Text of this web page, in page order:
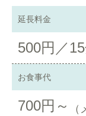
延長料金
500円／
お食事代
700円～